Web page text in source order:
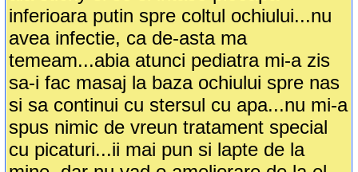
inferioara putin spre coltul ochiului...nu
avea infectie, ca de-asta ma
temeam...abia atunci pediatra mi-a zis
sa-i fac masaj la baza ochiului spre nas
si sa continui cu stersul cu apa...nu mi-a
spus nimic de vreun tratament special
cu picaturi...ii mai pun si lapte de la